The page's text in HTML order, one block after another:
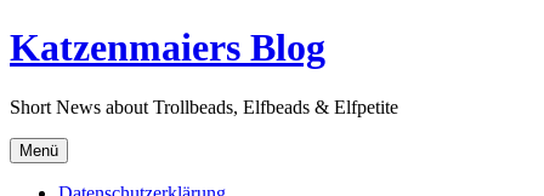
Direkt
zum
Katzenmaiers Blog
Short News about Trollbeads, Elfbeads & Elfpetite
Menü